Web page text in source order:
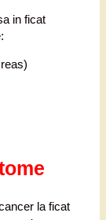
in ficat
la ficat